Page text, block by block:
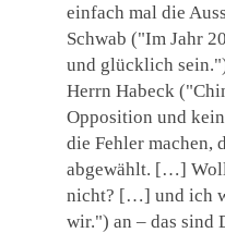
einfach mal die
Schwab ("Im Jahr
und glücklich
Herrn Habeck
Opposition und
die Fehler machen,
abgewählt. […]
nicht? […] und ich
wir.") an – das sind